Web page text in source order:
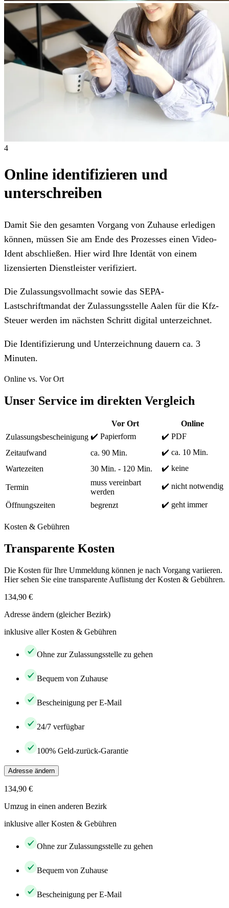
4
Online identifizieren und
unterschreiben
Damit Sie den gesamten Vorgang von Zuhause erledigen
können, müssen Sie am Ende des Prozesses einen Video-
Ident abschließen. Hier wird Ihre Identät von einem
lizensierten Dienstleister verifiziert.
Die Zulassungsvollmacht sowie das SEPA-
Lastschriftmandat der Zulassungsstelle Aalen für die Kfz-
Steuer werden im nächsten Schritt digital unterzeichnet.
Die Identifizierung und Unterzeichnung dauern ca. 3
Minuten.
Online vs. Vor Ort
Unser Service im direkten Vergleich
Vor Ort
Online
Zulassungsbescheinigung ✔️ Papierform
✔️ PDF
Zeitaufwand
ca. 90 Min.
✔️ ca. 10 Min.
Wartezeiten
30 Min. - 120 Min. ✔️ keine
Termin
muss vereinbart
werden
✔️ nicht notwendig
Öffnungszeiten begrenzt ✔️ geht immer
Kosten & Gebühren
Transparente Kosten
Die Kosten für Ihre Ummeldung können je nach Vorgang variieren.
Hier sehen Sie eine transparente Auflistung der Kosten & Gebühren.
134,90 €
Adresse ändern (gleicher Bezirk)
inklusive aller Kosten & Gebühren
Ohne zur Zulassungsstelle zu gehen
Bequem von Zuhause
Bescheinigung per E-Mail
24/7 verfügbar
100% Geld-zurück-Garantie
Adresse ändern
134,90 €
Umzug in einen anderen Bezirk
inklusive aller Kosten & Gebühren
Ohne zur Zulassungsstelle zu gehen
Bequem von Zuhause
Bescheinigung per E-Mail